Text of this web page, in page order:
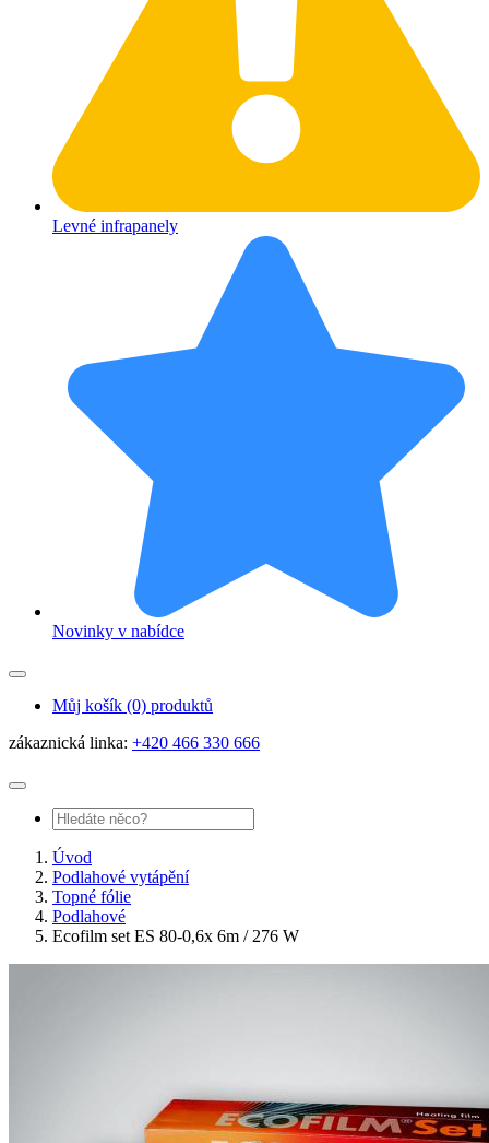
Levné infrapanely
Novinky v nabídce
Můj košík (0) produktů
zákaznická linka: +420 466 330 666
Úvod
Podlahové vytápění
Topné fólie
Podlahové
Ecofilm set ES 80-0,6x 6m / 276 W